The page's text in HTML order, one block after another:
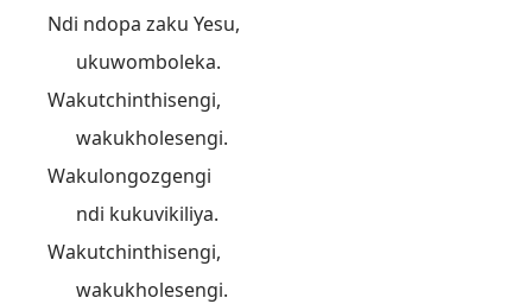
Ndi ndopa zaku Yesu,
ukuwomboleka.
Wakutchinthisengi,
wakukholesengi.
Wakulongozgengi
ndi kukuvikiliya.
Wakutchinthisengi,
wakukholesengi.